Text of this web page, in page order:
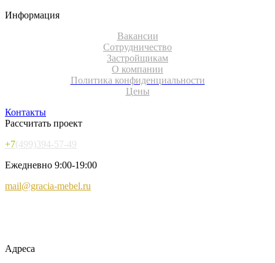
Информация
Вакансии
Сотрудничество
Застройщикам
О компании
Политика конфиденциальности
Цены
Контакты
Рассчитать проект
+7(499)394-57-49
Ежедневно 9:00-19:00
mail@gracia-mebel.ru
Адреса